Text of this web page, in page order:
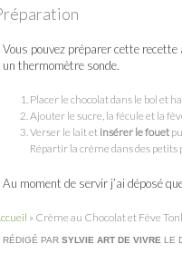
Vous pouvez préparer cette
un thermomètre sonde.
Placer le chocolat dans le bol et
Ajouter le sucre, la fécule et la
Verser le lait et insérer le fouet
Répartir la crème dans des
Au moment de servir j’ai déposé
» Crème au Chocolat et Fève
RÉDIGÉ PAR SYLVIE ART DE VIVRE LE